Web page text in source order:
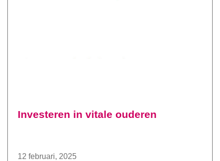
Investeren in vitale ouderen
12 februari, 2025